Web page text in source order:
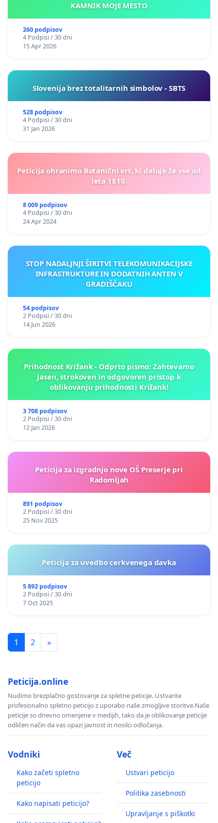
KAMNIK MOJE MESTO
260 podpisov
4 Podpisi / 30 dni
15 Apr 2026
Slovenija brez totalitarnih simbolov - SBTS
528 podpisov
4 Podpisi / 30 dni
31 Jan 2026
Peticija ohranimo Botanični vrt, ki deluje že vse od
leta 1810.
8 009 podpisov
4 Podpisi / 30 dni
24 Apr 2024
STOP NADALJNJI ŠIRITVI TELEKOMUNIKACIJSKE
INFRASTRUKTURE IN DODATNIH ANTEN V
GRADIŠČAKU
54 podpisov
2 Podpisi / 30 dni
14 Jun 2026
Prihodnost Križank - Odprto pismo: Zahtevamo
jasen, strokoven in odgovoren pristop k
oblikovanju prihodnosti Križank!
3 708 podpisov
2 Podpisi / 30 dni
12 Jan 2026
Peticija za izgradnjo nove OŠ Preserje pri
Radomljah
891 podpisov
2 Podpisi / 30 dni
25 Nov 2025
Peticija za uvedbo cerkvenega davka
5 892 podpisov
2 Podpisi / 30 dni
7 Oct 2025
1 2 »
Peticija.online
Nudimo brezplačno gostovanje za spletne peticije. Ustvarite
profesionalno spletno peticijo z uporabo naše zmogljive storitve.Naše
peticije so dnevno omenjene v medijih, tako da je oblikovanje peticije
odličen način da vas opazi javnost in nosilci odločanja.
Vodniki
Kako začeti spletno
peticijo
Kako napisati peticijo?
Več
Ustvari peticijo
Politika zasebnosti
Upravljanje s piškotki